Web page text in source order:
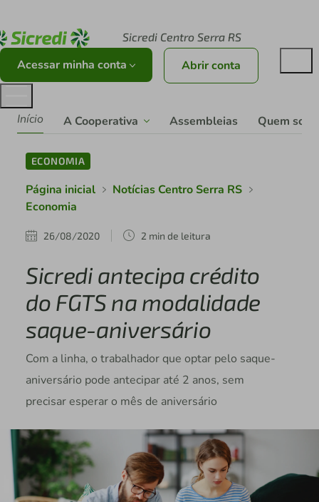
Sicredi Centro Serra RS
Acessar minha conta Abrir conta
Início A Cooperativa Assembleias Quem
ECONOMIA
Página inicial
Notícias Centro Serra RS
Economia
26/08/2020 2 min de leitura
Sicredi antecipa crédito
do FGTS na modalidade
saque-aniversário
Com a linha, o trabalhador que optar pelo saque-
aniversário pode antecipar até 2 anos, sem
precisar esperar o mês de aniversário